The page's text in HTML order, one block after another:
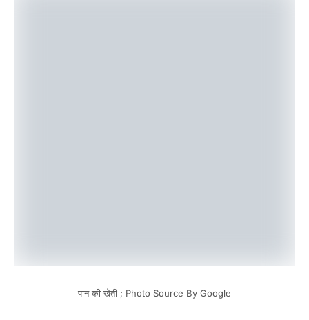
पान की खेती ; Photo Source By Google